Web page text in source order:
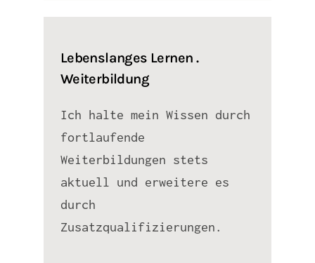
Lebenslanges Lernen .
Weiterbildung
Ich halte mein Wissen durch
fortlaufende
Weiterbildungen stets
aktuell und erweitere es
durch
Zusatzqualifizierungen.